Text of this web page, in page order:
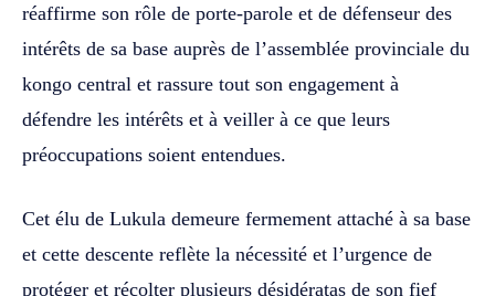
réaffirme son rôle de porte-parole et de défenseur des
intérêts de sa base auprès de l’assemblée provinciale du
kongo central et rassure tout son engagement à
défendre les intérêts et à veiller à ce que leurs
préoccupations soient entendues.
Cet élu de Lukula demeure fermement attaché à sa base
et cette descente reflète la nécessité et l’urgence de
protéger et récolter plusieurs désidératas de son fief